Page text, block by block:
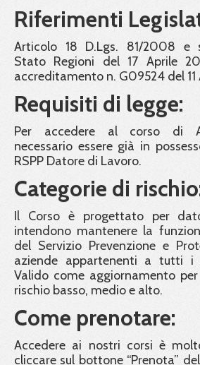
Riferimenti
Articolo 18 D.Lgs. 81/2008 e
Stato Regioni del 17 Aprile
accreditamento n. G09524 del
Requisiti di legge:
Per accedere al corso di
necessario essere già in
RSPP Datore di Lavoro.
Categorie di
Il Corso è progettato per
intendono mantenere la
del Servizio Prevenzione e
aziende appartenenti a tutti i
Valido come aggiornamento
rischio basso, medio e alto.
Come prenotare:
Accedere ai nostri corsi è
cliccare sul bottone “Prenota”